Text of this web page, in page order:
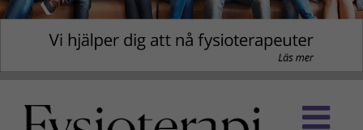
innehållet